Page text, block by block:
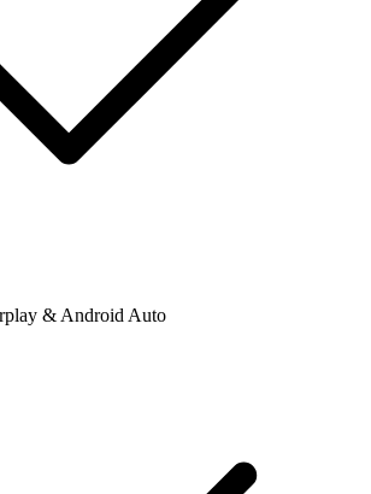
& Android Auto